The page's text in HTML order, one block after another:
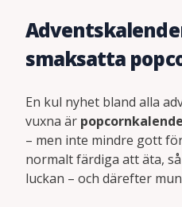
smaksatta
En kul nyhet bland alla
vuxna är
– men inte mindre gott
normalt färdiga att äta,
luckan – och därefter